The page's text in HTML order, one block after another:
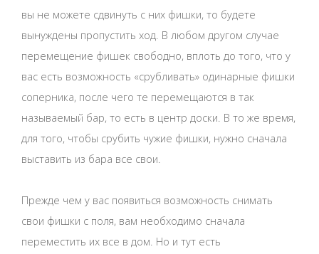
вы не можете сдвинуть с них фишки, то будете
вынуждены пропустить ход. В любом другом случае
перемещение фишек свободно, вплоть до того, что у
вас есть возможность «срубливать» одинарные фишки
соперника, после чего те перемещаются в так
называемый бар, то есть в центр доски. В то же время,
для того, чтобы срубить чужие фишки, нужно сначала
выставить из бара все свои.
Прежде чем у вас появиться возможность снимать
свои фишки с поля, вам необходимо сначала
переместить их все в дом. Но и тут есть